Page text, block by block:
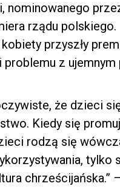
nominowanego
rządu
przyszły
z
że dzieci
Kiedy się
rodzą się
tylko
chrześcijańska.”